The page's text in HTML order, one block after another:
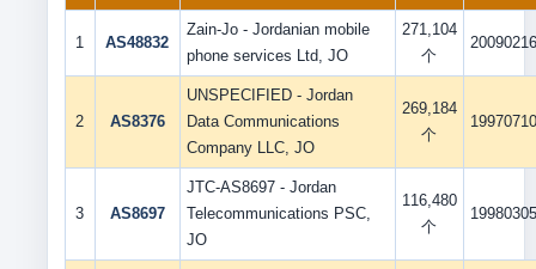
1 AS48832
Zain-Jo - Jordanian mobile
phone services Ltd, JO
271,104
个
20090216
2 AS8376
UNSPECIFIED - Jordan
Data Communications
Company LLC, JO
269,184
个
19970710
3 AS8697
JTC-AS8697 - Jordan
Telecommunications PSC,
JO
116,480
个
19980305